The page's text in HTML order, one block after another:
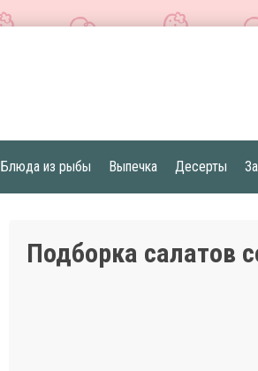
Блюда из рыбы Выпечка Десерты
Подборка салатов